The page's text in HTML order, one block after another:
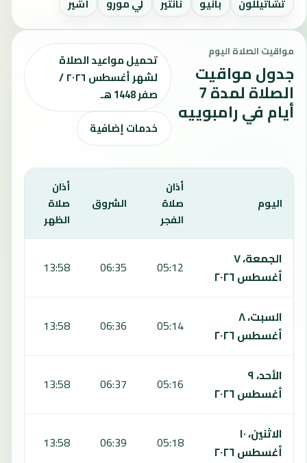
تشاتيللون بانيو نانتير لي مورو أشير
مواقيت الصلاة اليوم
جدول مواقيت
الصلاة لمدة 7
أيام في رامبوييه
تحميل مواعيد الصلاة
لشهر أغسطس ٢٠٢٦ /
صفر 1448 هـ
خدمات إضافية
اليوم
أذان
صلاة
الفجر
الشروق
أذان
صلاة
الظهر
الجمعة، ٧
أغسطس ٢٠٢٦
05:12
06:35
13:58
السبت، ٨
أغسطس ٢٠٢٦
05:14
06:36
13:58
الأحد، ٩
أغسطس ٢٠٢٦
05:16
06:37
13:58
الاثنين، ١٠
أغسطس ٢٠٢٦
05:18
06:39
13:58